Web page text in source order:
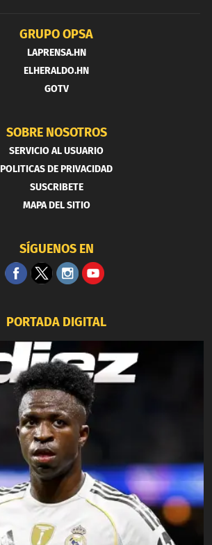
GRUPO OPSA
LAPRENSA.HN
ELHERALDO.HN
GOTV
SOBRE NOSOTROS
SERVICIO AL USUARIO
POLITICAS DE PRIVACIDAD
SUSCRIBETE
MAPA DEL SITIO
SÍGUENOS EN
PORTADA DIGITAL